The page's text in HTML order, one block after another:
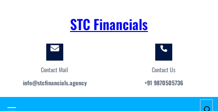
STC Financials
Contact Mail
info@stcfinancials.agency
Contact Us
+91 9870505736